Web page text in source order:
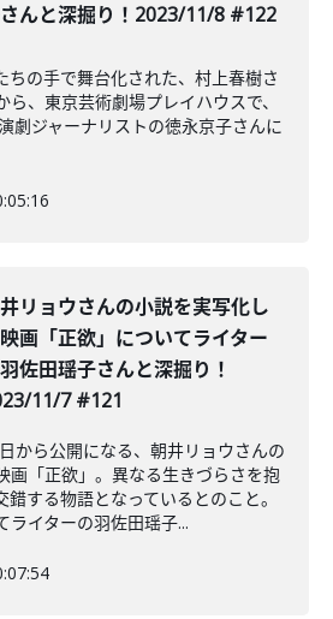
んと深掘り！2023/11/8 #122
ちの手で舞台化された、村上春樹さ
、東京芸術劇場プレイハウスで、
劇ジャーナリストの徳永京子さんに
リョウさんの小説を実写化し
画「正欲」についてライター
佐田瑶子さんと深掘り！
11/7 #121
から公開になる、朝井リョウさんの
画「正欲」。異なる生きづらさを抱
する物語となっているとのこと。
ライターの羽佐田瑶子...